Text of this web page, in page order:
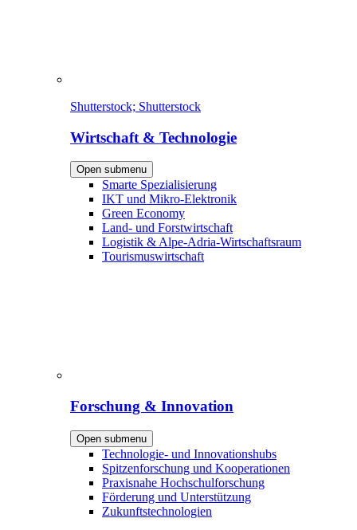
Shutterstock; Shutterstock
Wirtschaft & Technologie
Open submenu
Smarte Spezialisierung
IKT und Mikro-Elektronik
Green Economy
Land- und Forstwirtschaft
Logistik & Alpe-Adria-Wirtschaftsraum
Tourismuswirtschaft
Forschung & Innovation
Open submenu
Technologie- und Innovationshubs
Spitzenforschung und Kooperationen
Praxisnahe Hochschulforschung
Förderung und Unterstützung
Zukunftstechnologien